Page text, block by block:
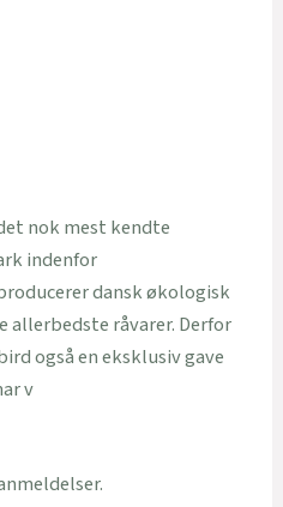
nok mest kendte
indenfor
dansk økologisk
allerbedste råvarer. Derfor
også en eksklusiv gave
v